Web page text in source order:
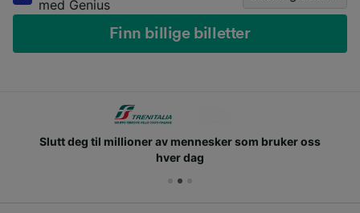
med Genius
Finn billige billetter
Slutt deg til millioner av mennesker som bruker oss
hver dag